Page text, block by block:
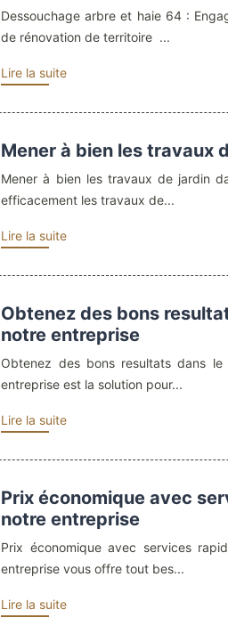
Dessouchage arbre et haie 64 :
de rénovation de territoire ...
Lire la suite
Mener à bien les travaux
Mener à bien les travaux de jardin
efficacement les travaux de...
Lire la suite
Obtenez des bons
notre entreprise
Obtenez des bons resultats dans
entreprise est la solution pour...
Lire la suite
Prix économique avec
notre entreprise
Prix économique avec services
entreprise vous offre tout bes...
Lire la suite